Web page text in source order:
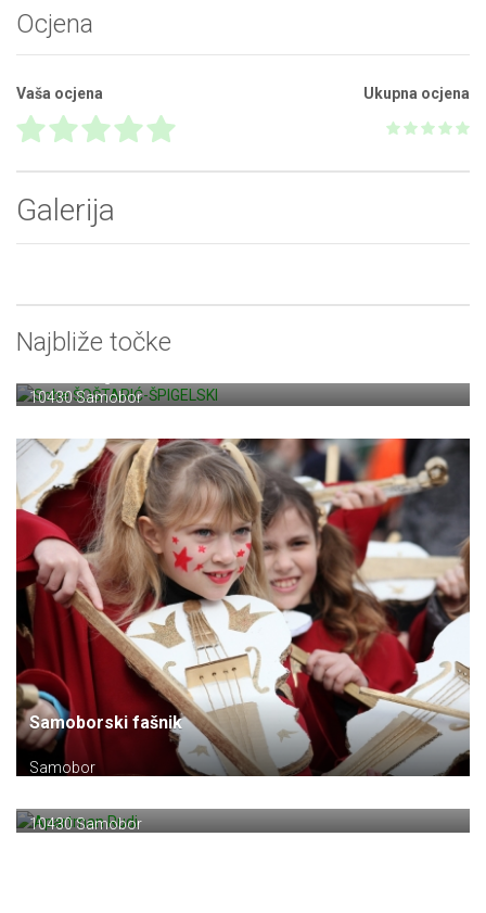
Ocjena
Vaša ocjena Ukupna ocjena
Galerija
Najbliže točke
Sobe ŠOŠTARIĆ-ŠPIGELSKI
10430 Samobor
Samoborski fašnik
Samobor
Apartman Rudi
10430 Samobor